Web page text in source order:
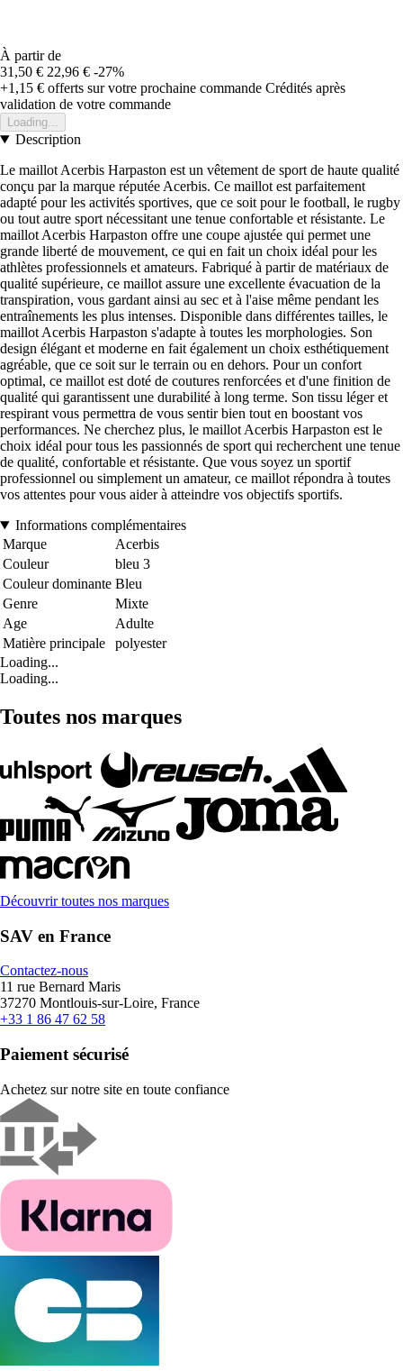
À partir de
31,50 € 22,96 € -27%
+1,15 € offerts sur votre prochaine commande Crédités après
validation de votre commande
Loading...
Description
Le maillot Acerbis Harpaston est un vêtement de sport de haute qualité
conçu par la marque réputée Acerbis. Ce maillot est parfaitement
adapté pour les activités sportives, que ce soit pour le football, le rugby
ou tout autre sport nécessitant une tenue confortable et résistante. Le
maillot Acerbis Harpaston offre une coupe ajustée qui permet une
grande liberté de mouvement, ce qui en fait un choix idéal pour les
athlètes professionnels et amateurs. Fabriqué à partir de matériaux de
qualité supérieure, ce maillot assure une excellente évacuation de la
transpiration, vous gardant ainsi au sec et à l'aise même pendant les
entraînements les plus intenses. Disponible dans différentes tailles, le
maillot Acerbis Harpaston s'adapte à toutes les morphologies. Son
design élégant et moderne en fait également un choix esthétiquement
agréable, que ce soit sur le terrain ou en dehors. Pour un confort
optimal, ce maillot est doté de coutures renforcées et d'une finition de
qualité qui garantissent une durabilité à long terme. Son tissu léger et
respirant vous permettra de vous sentir bien tout en boostant vos
performances. Ne cherchez plus, le maillot Acerbis Harpaston est le
choix idéal pour tous les passionnés de sport qui recherchent une tenue
de qualité, confortable et résistante. Que vous soyez un sportif
professionnel ou simplement un amateur, ce maillot répondra à toutes
vos attentes pour vous aider à atteindre vos objectifs sportifs.
Informations complémentaires
Marque
Acerbis
Couleur
bleu 3
Couleur dominante Bleu
Genre
Mixte
Age
Adulte
Matière principale
polyester
Loading...
Loading...
Toutes nos marques
Découvrir toutes nos marques
SAV en France
Contactez-nous
11 rue Bernard Maris
37270 Montlouis-sur-Loire, France
+33 1 86 47 62 58
Paiement sécurisé
Achetez sur notre site en toute confiance